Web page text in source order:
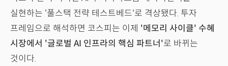
실현하는 '풀스택 전략 테스트베드'로 격상됐다. 투자
프레임으로 해석하면 코스피는 이제 '메모리 사이클' 수혜
시장에서 '글로벌 AI 인프라의 핵심 파트너'로 바뀌는
것이다.